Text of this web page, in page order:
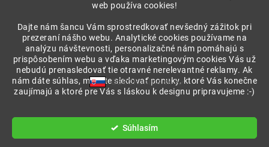
web používa cookies!
Dajte nám šancu Vám sprostredkovať nevšedný zážitok pri
prezeraní nášho webu. Analytické cookies používame na
analýzu návštevnosti, personalizačné nám pomáhajú s
prispôsobením webu a vďaka marketingovým cookies Vás už
nebudú prenasledovať tie otravné nerelevantné reklamy. Ak
nám dáte súhlas, môžete sledovať ponuky, ktoré Vás konečne
zaujímajú a ktoré pre Vás s láskou k designu pripravujeme :-)
Súhlasím
Showroom
DECORonline.sk